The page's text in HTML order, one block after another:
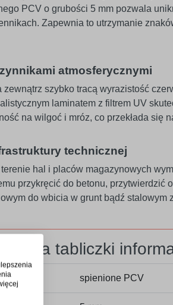
PCV o grubości 5 mm pozwala
Zapewnia to utrzymanie
atmosferycznymi
szybko tracą wyrazistość
laminatem z filtrem UV
na wilgoć i mróz, co przekłada się
technicznej
hal i placów magazynowych
przykręcić do betonu, przytwierdzić
do wbicia w grunt bądź
tabliczki
spienione PCV